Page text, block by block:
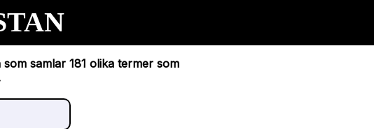
samlar 181 olika termer som